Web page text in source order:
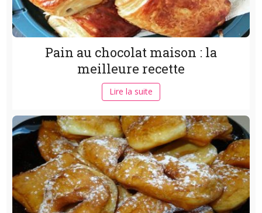
Pain au chocolat maison : la
meilleure recette
Lire la suite